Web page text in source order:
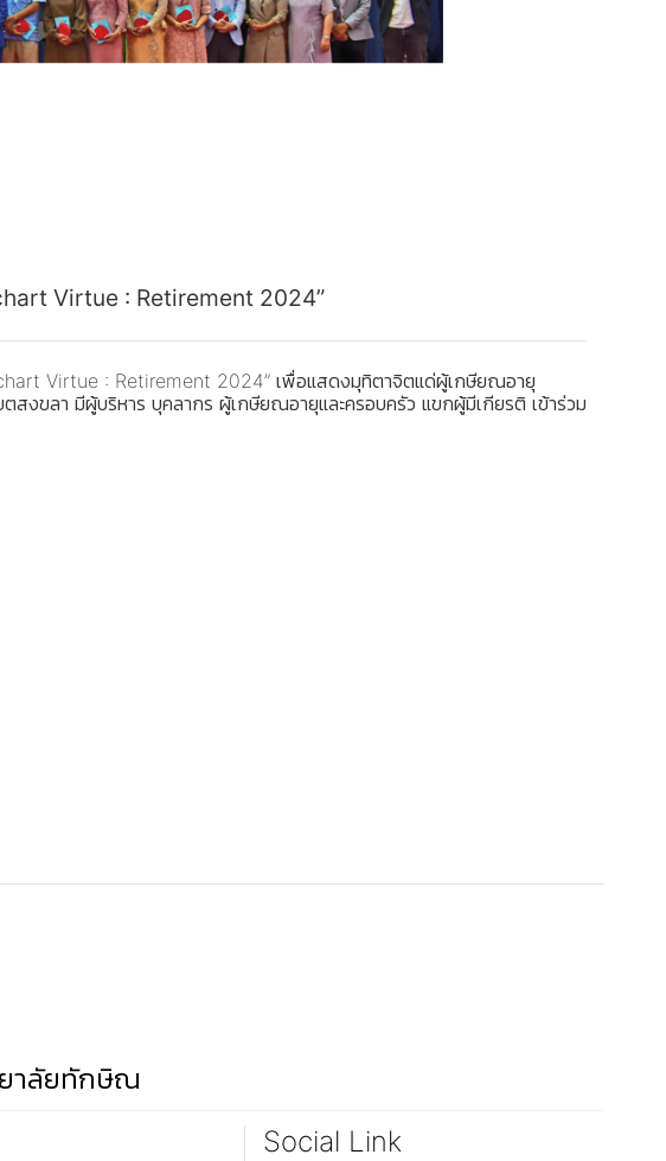
Virtue : Retirement 2024”
Virtue : Retirement 2024” เพื่อแสดงมุทิตาจิตแด่ผู้เกษียณอายุ
งขลา มีผู้บริหาร บุคลากร ผู้เกษียณอายุและครอบครัว แขกผู้มีเกียรติ เข้าร่วม
าลัยทักษิณ
Social Link